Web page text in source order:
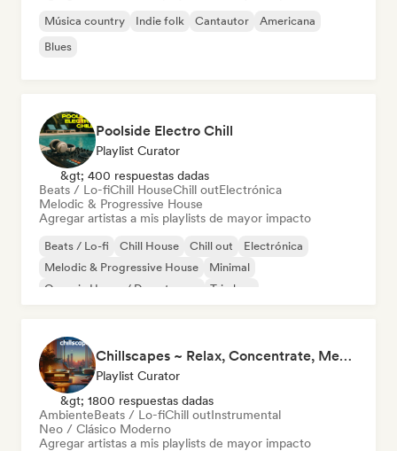
Música country Indie folk Cantautor
Americana
Blues
Poolside Electro Chill
Playlist Curator
&gt; 400 respuestas dadas
Beats / Lo-fiChill HouseChill outElectrónica
Melodic & Progressive House
Agregar artistas a mis playlists de mayor impacto
Beats / Lo-fi Chill House Chill out
Electrónica
Melodic & Progressive House
Minimal
Organic House / Downtempo
Trip hop
Chillscapes ~ Relax, Concentrate, Meditate, Sleep, Dream
Playlist Curator
&gt; 1800 respuestas dadas
AmbienteBeats / Lo-fiChill outInstrumental
Neo / Clásico Moderno
Agregar artistas a mis playlists de mayor impacto